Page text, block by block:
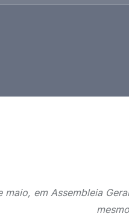
maio, em Assembleia